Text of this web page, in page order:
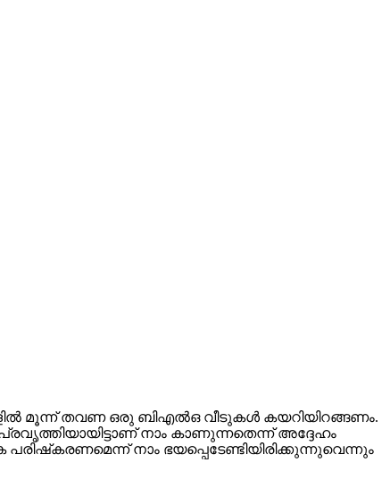
മൂന്ന് തവണ ഒരു ബിഎല്‍ഒ വീടുകള്‍ കയറിയിറങ്ങണം.
നാം കാണുന്നതെന്ന് അദ്ദേഹം
നാം ഭയപ്പെടേണ്ടിയിരിക്കുന്നുവെന്നും